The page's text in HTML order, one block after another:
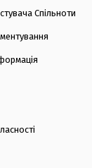
Спільноти